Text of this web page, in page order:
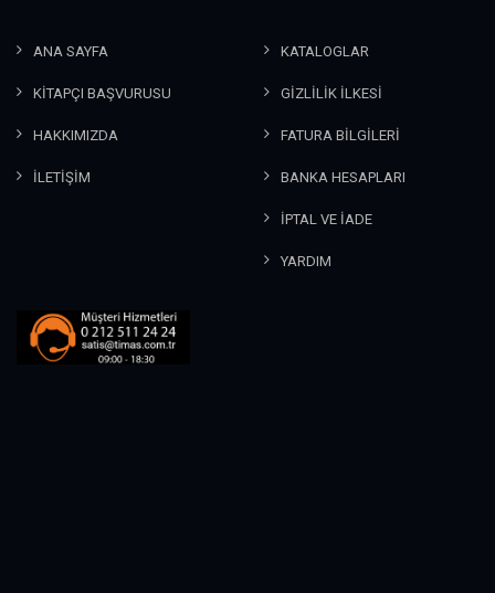
ANA SAYFA
KİTAPÇI BAŞVURUSU
HAKKIMIZDA
İLETİŞİM
KATALOGLAR
GİZLİLİK İLKESİ
FATURA BİLGİLERİ
BANKA HESAPLARI
İPTAL VE İADE
YARDIM